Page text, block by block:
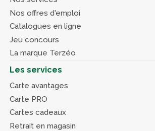
Nos offres d'emploi
Catalogues en ligne
Jeu concours
La marque Terzéo
Les services
Carte avantages
Carte PRO
Cartes cadeaux
Retrait en magasin